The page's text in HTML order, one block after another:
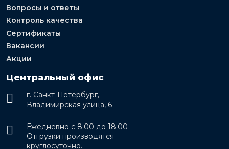
Вопросы и ответы
Контроль качества
Сертификаты
Вакансии
Акции
Центральный офис
г. Санкт-Петербург,
Владимирская улица, 6
Ежедневно с 8:00 до 18:00
Отгрузки производятся
круглосуточно.